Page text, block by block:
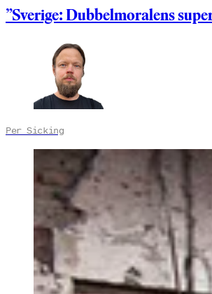
”Sverige: Dubbelmoralens
Per Sicking